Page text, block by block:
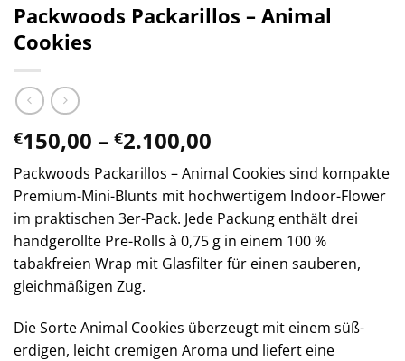
Packwoods Packarillos – Animal
Cookies
€150,00 – €2.100,00
€150,00
bis
€2.100,00
Packwoods Packarillos – Animal Cookies sind kompakte
Premium-Mini-Blunts mit hochwertigem Indoor-Flower
im praktischen 3er-Pack. Jede Packung enthält drei
handgerollte Pre-Rolls à 0,75 g in einem 100 %
tabakfreien Wrap mit Glasfilter für einen sauberen,
gleichmäßigen Zug.
Die Sorte Animal Cookies überzeugt mit einem süß-
erdigen, leicht cremigen Aroma und liefert eine